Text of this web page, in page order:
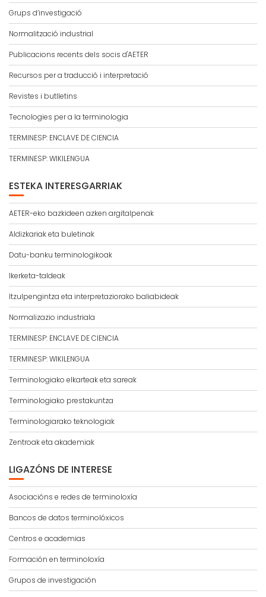
Grups d’investigació
Normalització industrial
Publicacions recents dels socis d'AETER
Recursos per a traducció i interpretació
Revistes i butlletins
Tecnologies per a la terminologia
TERMINESP: ENCLAVE DE CIENCIA
TERMINESP: WIKILENGUA
ESTEKA INTERESGARRIAK
AETER-eko bazkideen azken argitalpenak
Aldizkariak eta buletinak
Datu-banku terminologikoak
Ikerketa-taldeak
Itzulpengintza eta interpretaziorako baliabideak
Normalizazio industriala
TERMINESP: ENCLAVE DE CIENCIA
TERMINESP: WIKILENGUA
Terminologiako elkarteak eta sareak
Terminologiako prestakuntza
Terminologiarako teknologiak
Zentroak eta akademiak
LIGAZÓNS DE INTERESE
Asociacións e redes de terminoloxía
Bancos de datos terminolóxicos
Centros e academias
Formación en terminoloxía
Grupos de investigación